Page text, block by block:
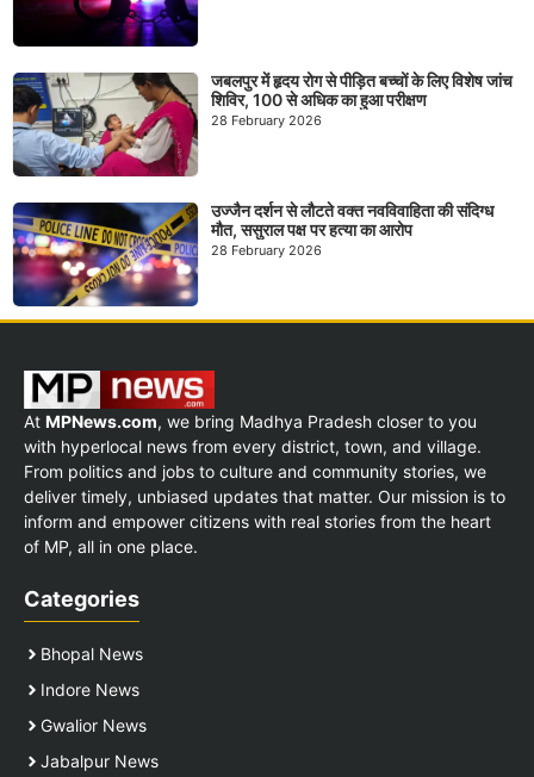
जबलपुर में हृदय रोग से पीड़ित बच्चों के लिए विशेष जांच
शिविर, 100 से अधिक का हुआ परीक्षण
28 February 2026
उज्जैन दर्शन से लौटते वक्त नवविवाहिता की संदिग्ध
मौत, ससुराल पक्ष पर हत्या का आरोप
28 February 2026
At MPNews.com, we bring Madhya Pradesh closer to you
with hyperlocal news from every district, town, and village.
From politics and jobs to culture and community stories, we
deliver timely, unbiased updates that matter. Our mission is to
inform and empower citizens with real stories from the heart
of MP, all in one place.
Categories
Bhopal News
Indore News
Gwalior News
Jabalpur News